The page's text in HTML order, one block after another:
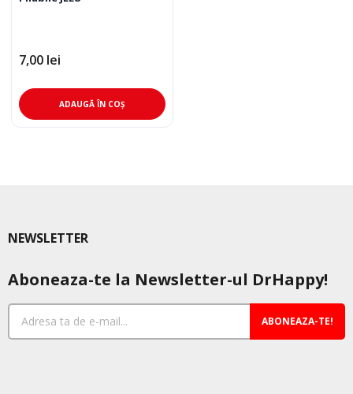
7,00 lei
ADAUGĂ ÎN COȘ
NEWSLETTER
Aboneaza-te la Newsletter-ul DrHappy!
ABONEAZA-TE!